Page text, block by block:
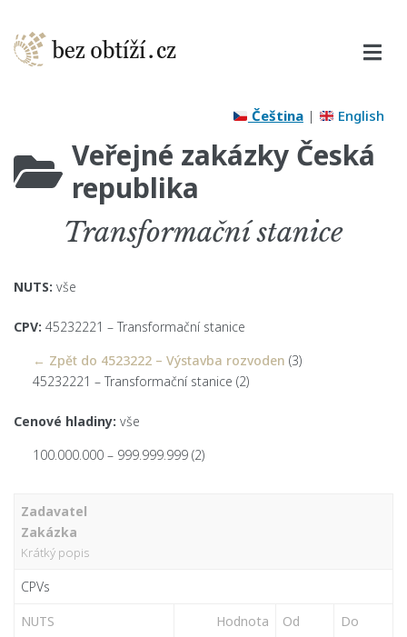
Čeština| English
Veřejné zakázky Česká
republika
Transformační stanice
NUTS: vše
CPV: 45232221 – Transformační stanice
← Zpět do 4523222 – Výstavba rozvoden (3)
45232221 – Transformační stanice (2)
Cenové hladiny: vše
100.000.000 – 999.999.999 (2)
Zadavatel
Zakázka
Krátký popis
CPVs
NUTS
Hodnota Od Do